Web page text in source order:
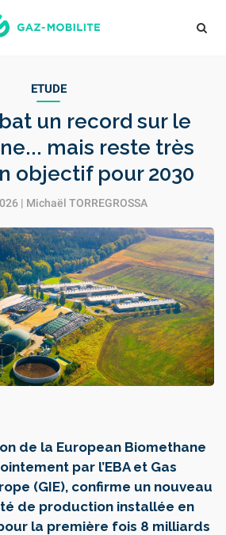
ETUDE
un record sur le
mais reste très
objectif pour 2030
| Michaël TORREGROSSA
de la European Biomethane
par l’EBA et Gas
(GIE), confirme un nouveau
de production installée en
la première fois 8 milliards